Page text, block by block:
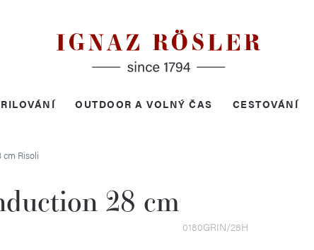
OUTDOOR A VOLNÝ ČAS CESTOVÁNÍ
cm Risoli
28 cm
0180GRIN/28H